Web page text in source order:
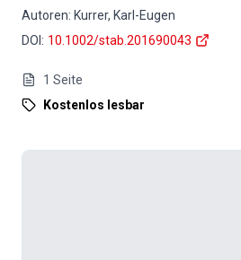
Autoren: Kurrer, Karl-Eugen
DOI : 10.1002/stab.201690043
1 Seite
Kostenlos lesbar